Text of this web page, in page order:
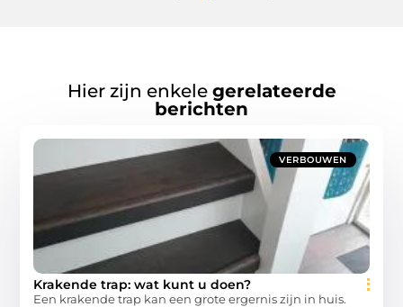
Hier zijn enkele gerelateerde
berichten
VERBOUWEN
Krakende trap: wat kunt u doen?
Een krakende trap kan een grote ergernis zijn in huis.